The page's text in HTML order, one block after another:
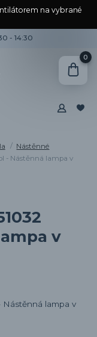
na vybrané
- 14:30
0
Nástěnné
- Nástěnná lampa v
v